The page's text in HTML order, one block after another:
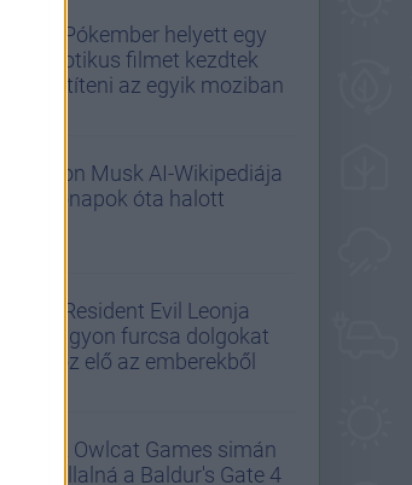
A Pókember helyett egy
erotikus filmet kezdtek
vetíteni az egyik moziban
Elon Musk AI-Wikipediája
hónapok óta halott
A Resident Evil Leonja
nagyon furcsa dolgokat
hoz elő az emberekből
Az Owlcat Games simán
vállalná a Baldur's Gate 4